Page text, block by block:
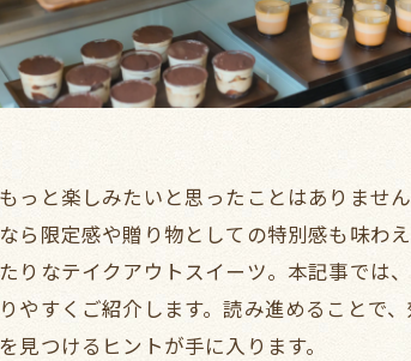
っと楽しみたいと思ったことはありませ
ら限定感や贈り物としての特別感も味わ
りなテイクアウトスイーツ。本記事では
やすくご紹介します。読み進めることで
つけるヒントが手に入ります。